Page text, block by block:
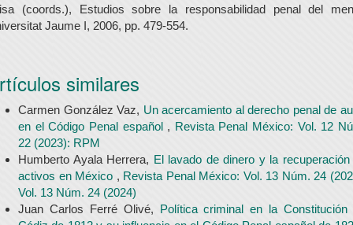
(coords.), Estudios sobre la responsabilidad penal del
Jaume I, 2006, pp. 479-554.
similares
Carmen González Vaz, Un acercamiento al derecho penal de
en el Código Penal español , Revista Penal México: Vol. 12
22 (2023): RPM
Humberto Ayala Herrera, El lavado de dinero y la recuperación
activos en México , Revista Penal México: Vol. 13 Núm. 24
Vol. 13 Núm. 24 (2024)
Juan Carlos Ferré Olivé, Política criminal en la Constitución